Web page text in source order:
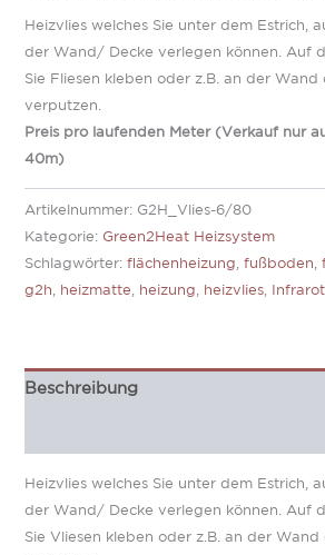
Heizvlies welches Sie unter dem Estrich,
der Wand/ Decke verlegen können. Auf
Sie Fliesen kleben oder z.B. an der Wand
verputzen.
Preis pro laufenden Meter (Verkauf nur
40m)
Artikelnummer: G2H_Vlies-6/80
Kategorie: Green2Heat Heizsystem
Schlagwörter:flächenheizung ,fußboden ,
g2h
heizmatte heizung heizvlies Infrarot
Beschreibung
Heizvlies welches Sie unter dem Estrich,
der Wand/ Decke verlegen können. Auf
Sie Vliesen kleben oder z.B. an der Wand